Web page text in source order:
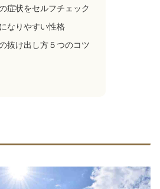
症状をセルフチェック
なりやすい性格
抜け出し方５つのコツ